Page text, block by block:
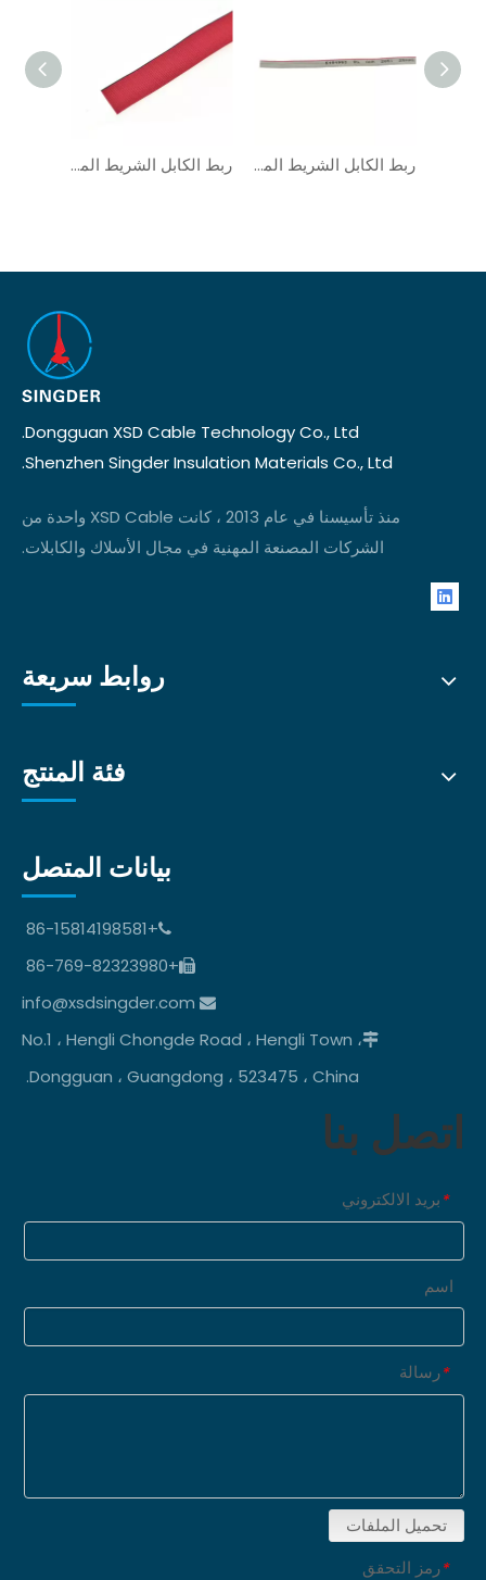
ربط الكابل الشريط المسطح الأسلاك UL21016 ربط الكابل الشريط المسطح الأسلاك UL2651
Dongguan XSD Cable Technology Co., Ltd.
Shenzhen Singder Insulation Materials Co., Ltd.
منذ تأسيسنا في عام 2013 ، كانت XSD Cable واحدة من
الشركات المصنعة المهنية في مجال الأسلاك والكابلات.
روابط سريعة
فئة المنتج
بيانات المتصل

+86-15814198581

+86-769-82323980

info@xsdsingder.com
No.1 ، Hengli Chongde Road ، Hengli Town ،
Dongguan ، Guangdong ، 523475 ، China.
اتصل بنا
*بريد الالكتروني
اسم
*رسالة
تحميل الملفات
*رمز التحقق